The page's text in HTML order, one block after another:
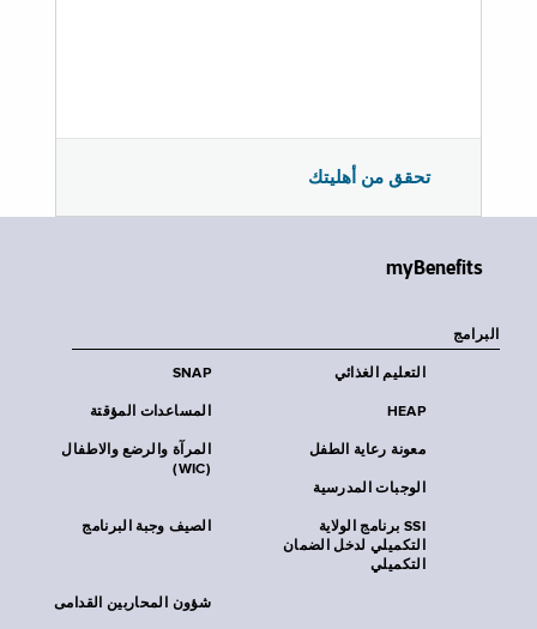
تحقق من أهليتك
myBenefits
البرامج
SNAP التعليم الغذائي
المساعدات المؤقتة HEAP
المرآة والرضع والاطفال
(WIC)
معونة رعاية الطفل
الوجبات المدرسية
الصيف وجبة البرنامج
SSI برنامج الولاية
التكميلي لدخل الضمان
التكميلي
شؤون المحاربين القدامى